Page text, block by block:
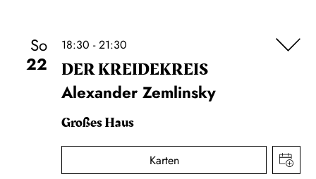
So
22
18:30 - 21:30
DER KREIDE­KREIS
Alexander Zemlinsky
Großes Haus
Karten